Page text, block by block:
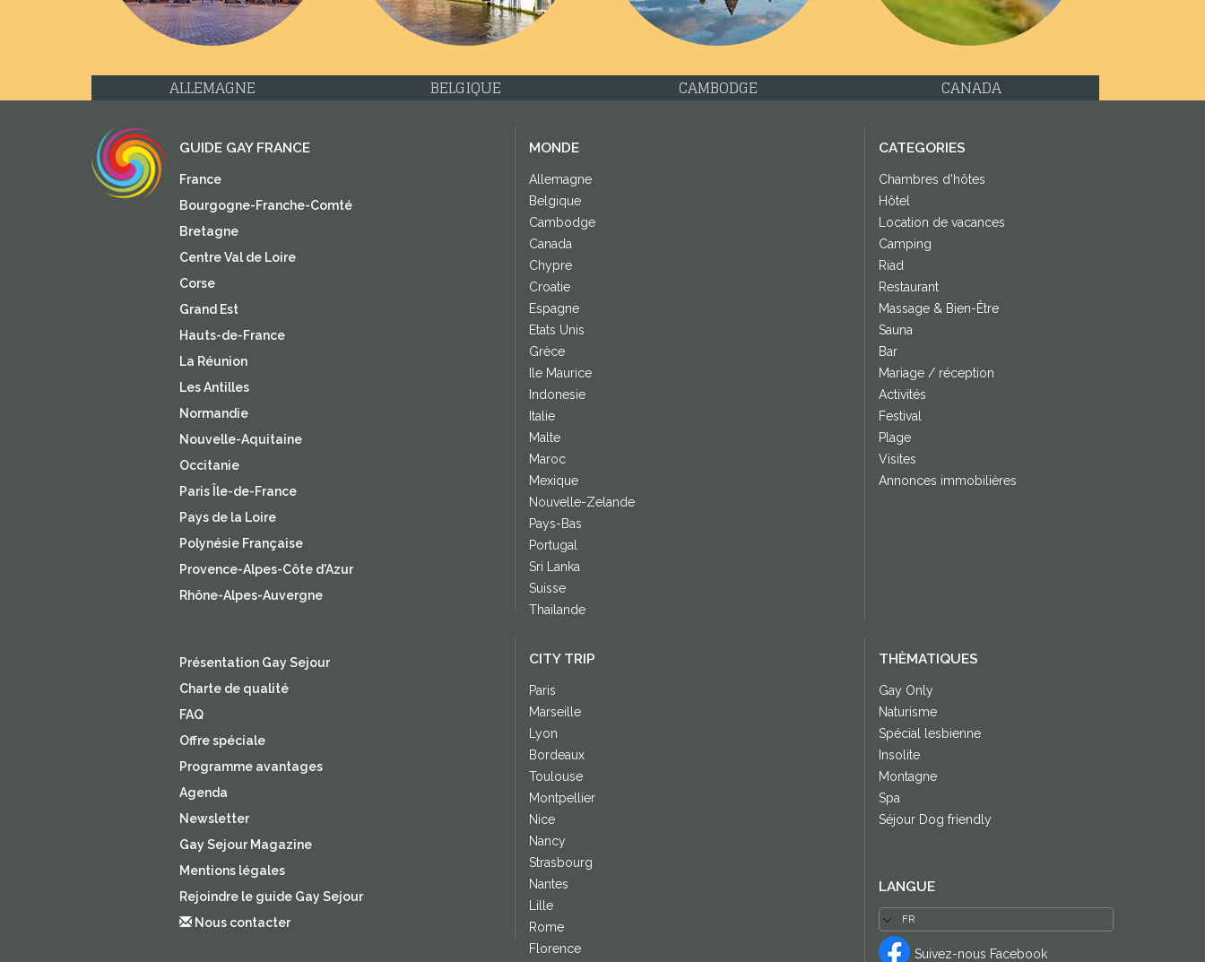
CHYPRE CROATIE ESPAGNE ETATS UNIS
GUIDE GAY FRANCE
France
Bourgogne-Franche-Comté
Bretagne
Centre Val de Loire
Corse
Grand Est
Hauts-de-France
La Réunion
Les Antilles
Normandie
Nouvelle-Aquitaine
Occitanie
Paris Île-de-France
Pays de la Loire
Polynésie Française
Provence-Alpes-Côte d'Azur
Rhône-Alpes-Auvergne
MONDE
Allemagne
Belgique
Cambodge
Canada
Chypre
Croatie
Espagne
Etats Unis
Grèce
Ile Maurice
Indonesie
Italie
Malte
Maroc
Mexique
Nouvelle-Zelande
Pays-Bas
Portugal
Sri Lanka
Suisse
Thailande
CATEGORIES
Chambres d'hôtes
Hôtel
Location de vacances
Camping
Riad
Restaurant
Massage & Bien-Être
Sauna
Bar
Mariage / réception
Activités
Festival
Plage
Visites
Annonces immobilières
Présentation Gay Sejour
Charte de qualité
FAQ
Offre spéciale
Programme avantages
Agenda
Newsletter
Gay Sejour Magazine
Mentions légales
Rejoindre le guide Gay Sejour
Nous contacter
CITY TRIP
Paris
Marseille
Lyon
Bordeaux
Toulouse
Montpellier
Nice
Nancy
Strasbourg
Nantes
Lille
Rome
Florence
THÈMATIQUES
Gay Only
Naturisme
Spécial lesbienne
Insolite
Montagne
Spa
Séjour Dog friendly
LANGUE
Suivez-nous Facebook